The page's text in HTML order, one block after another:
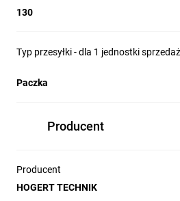
130
Typ przesyłki - dla 1 jednostki
Paczka
Producent
Producent
HOGERT TECHNIK